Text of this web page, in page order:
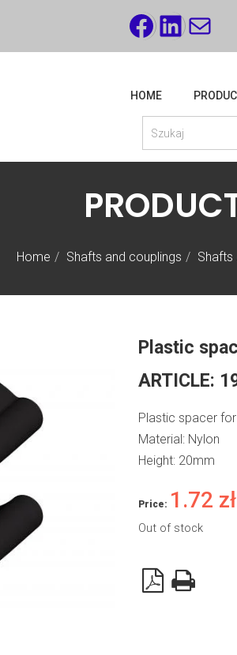
MAIL
HOME
Home Shafts and couplings Shafts
Plastic
ARTICLE:
Plastic spacer
Material: Nylon
Height: 20mm
Price: 1.72 zł
Out of stock